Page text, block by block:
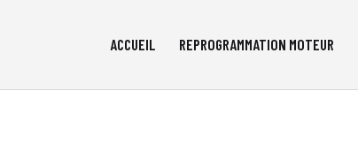
ACCUEIL REPROGRAMMATION MOTEUR